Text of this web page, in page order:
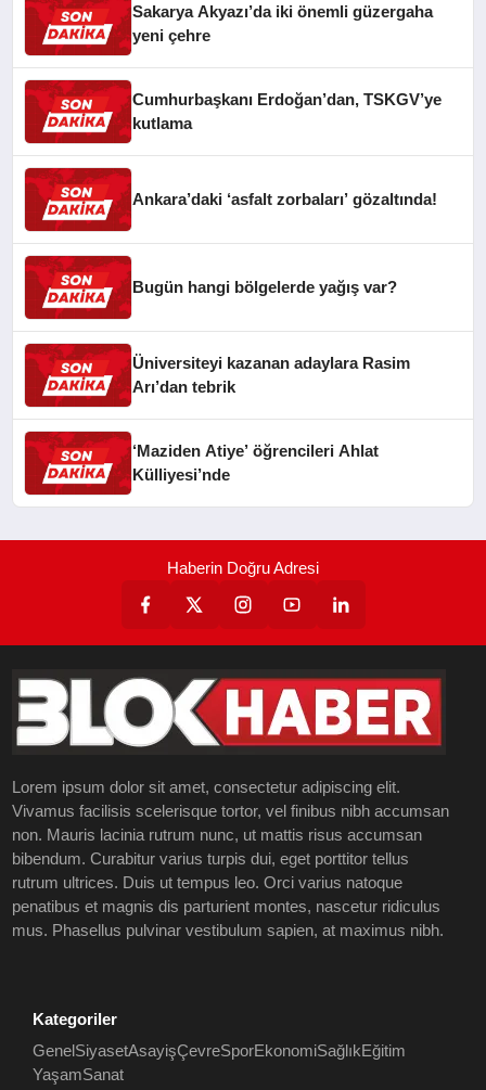
Sakarya Akyazı’da iki önemli güzergaha
yeni çehre
Cumhurbaşkanı Erdoğan’dan, TSKGV’ye
kutlama
Ankara’daki ‘asfalt zorbaları’ gözaltında!
Bugün hangi bölgelerde yağış var?
Üniversiteyi kazanan adaylara Rasim
Arı’dan tebrik
‘Maziden Atiye’ öğrencileri Ahlat
Külliyesi’nde
Haberin Doğru Adresi
Lorem ipsum dolor sit amet, consectetur adipiscing elit.
Vivamus facilisis scelerisque tortor, vel finibus nibh accumsan
non. Mauris lacinia rutrum nunc, ut mattis risus accumsan
bibendum. Curabitur varius turpis dui, eget porttitor tellus
rutrum ultrices. Duis ut tempus leo. Orci varius natoque
penatibus et magnis dis parturient montes, nascetur ridiculus
mus. Phasellus pulvinar vestibulum sapien, at maximus nibh.
Kategoriler
Genel SiyasetAsayişÇevreSporEkonomiSağlıkEğitim
YaşamSanat